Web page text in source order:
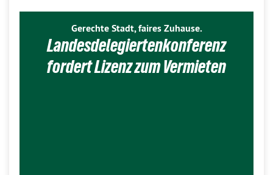
Gerechte Stadt, faires Zuhause.
Landesdelegiertenkonferenz
fordert Lizenz zum Vermieten